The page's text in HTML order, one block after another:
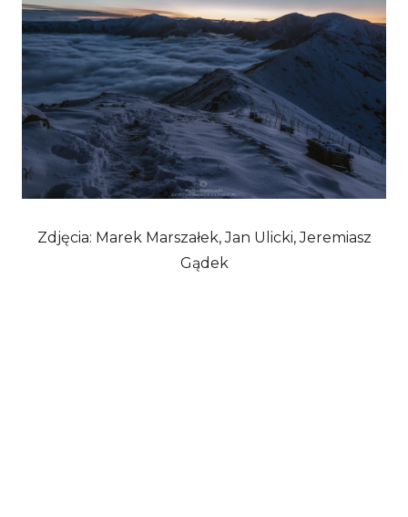
Zdjęcia: Marek Marszałek, Jan Ulicki, Jeremiasz
Gądek